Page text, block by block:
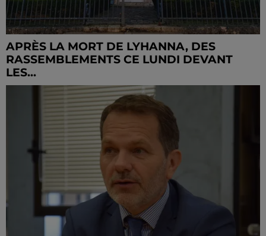
APRÈS LA MORT DE LYHANNA, DES
RASSEMBLEMENTS CE LUNDI DEVANT
LES...